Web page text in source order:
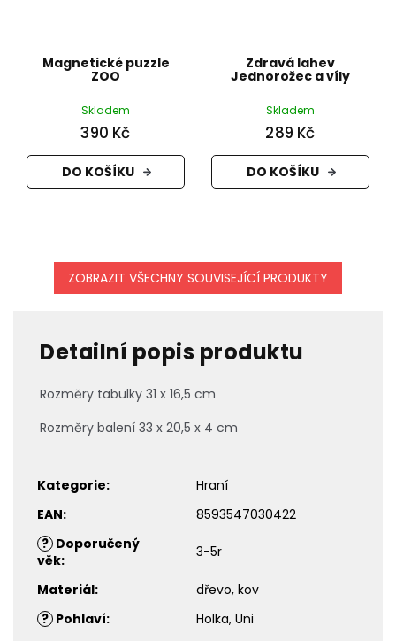
Magnetické puzzle
ZOO
Skladem
390 Kč
DO KOŠÍKU
Zdravá lahev
Jednorožec a víly
Skladem
289 Kč
DO KOŠÍKU
ZOBRAZIT VŠECHNY SOUVISEJÍCÍ PRODUKTY
Detailní popis produktu
Rozměry tabulky 31 x 16,5 cm
Rozměry balení 33 x 20,5 x 4 cm
Kategorie:
Hraní
EAN:
8593547030422
? Doporučený
věk: 3-5r
Materiál:
dřevo, kov
? Pohlaví:
Holka, Uni